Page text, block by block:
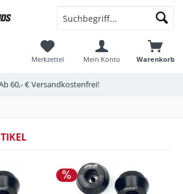
60,- € Versandkostenfrei!
Warenkorb
Merkzettel Mein Konto